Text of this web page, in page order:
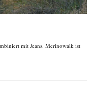
mit Jeans. Merinowalk ist